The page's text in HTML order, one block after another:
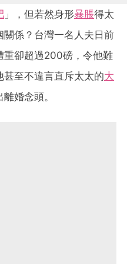
」，但若然身形暴脹得太
關係？台灣一名人夫日前
重卻超過200磅，令他難
至不違言直斥太太的大
婚念頭。